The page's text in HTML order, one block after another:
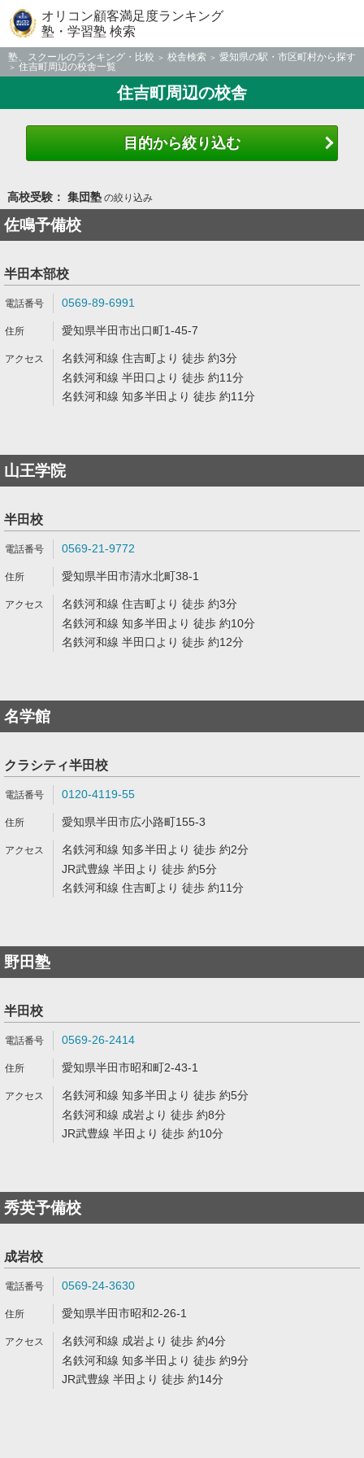
オリコン顧客満足度ランキング
塾・学習塾 検索
塾、スクールのランキング・比較 校舎検索
愛知県の駅・市区町村から探す
住吉町周辺の校舎一覧
住吉町周辺の校舎
目的から絞り込む
高校受験： 集団塾の絞り込み
佐鳴予備校
半田本部校
0569-89-6991
愛知県半田市出口町1-45-7
名鉄河和線 住吉町より 徒歩 約3分
名鉄河和線 半田口より 徒歩 約11分
名鉄河和線 知多半田より 徒歩 約11分
山王学院
半田校
0569-21-9772
愛知県半田市清水北町38-1
名鉄河和線 住吉町より 徒歩 約3分
名鉄河和線 知多半田より 徒歩 約10分
名鉄河和線 半田口より 徒歩 約12分
名学館
クラシティ半田校
0120-4119-55
愛知県半田市広小路町155-3
名鉄河和線 知多半田より 徒歩 約2分
JR武豊線 半田より 徒歩 約5分
名鉄河和線 住吉町より 徒歩 約11分
野田塾
半田校
0569-26-2414
愛知県半田市昭和町2-43-1
名鉄河和線 知多半田より 徒歩 約5分
名鉄河和線 成岩より 徒歩 約8分
JR武豊線 半田より 徒歩 約10分
秀英予備校
成岩校
0569-24-3630
愛知県半田市昭和2-26-1
名鉄河和線 成岩より 徒歩 約4分
名鉄河和線 知多半田より 徒歩 約9分
JR武豊線 半田より 徒歩 約14分